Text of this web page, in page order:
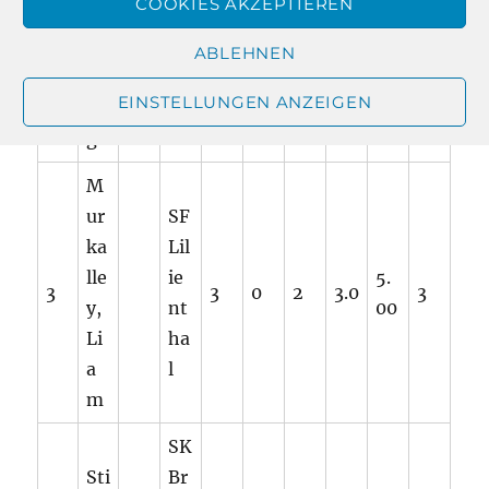
ABLEHNEN
EINSTELLUNGEN ANZEIGEN
iy
Lil
nt
ha
3 0 2
00
3
M
ur
ka
lle
y,
Li
a
m
SF
Lil
ie
nt
ha
l
3 0 2 3.0
5.
00
3
Sti
SK
Br